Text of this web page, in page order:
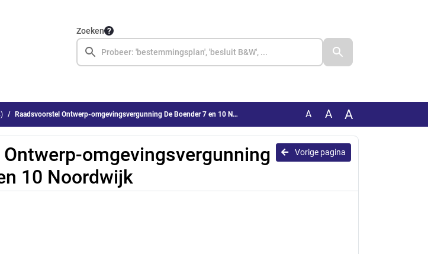
Zoeken
Raadsvoorstel Ontwerp-omgevingsvergunning De Boender 7 en 10 Noordwijk A A A
Vorige pagina
omgevingsvergunning
10 Noordwijk